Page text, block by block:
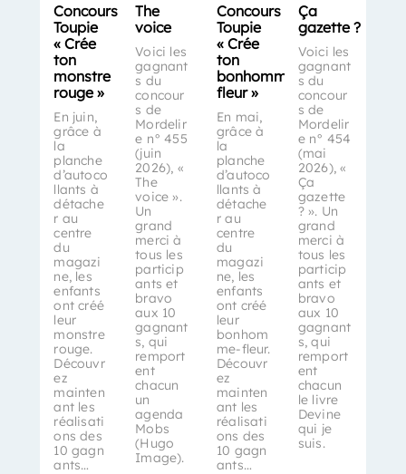
Concours
Toupie
« Crée
ton
monstre
rouge »
En juin,
grâce à
la
planche
d’autoco
llants à
détache
r au
centre
du
magazi
ne, les
enfants
ont créé
leur
monstre
rouge.
Découvr
ez
mainten
ant les
réalisati
ons des
10 gagn
ants…
The
voice
Voici les
gagnant
s du
concour
s de
Mordelir
e n° 455
(juin
2026), «
The
voice ».
Un
grand
merci à
tous les
particip
ants et
bravo
aux 10
gagnant
s, qui
remport
ent
chacun
un
agenda
Mobs
(Hugo
Image).
Concours
Toupie
« Crée
ton
bonhomme-
fleur »
En mai,
grâce à
la
planche
d’autoco
llants à
détache
r au
centre
du
magazi
ne, les
enfants
ont créé
leur
bonhom
me-fleur.
Découvr
ez
mainten
ant les
réalisati
ons des
10 gagn
ants…
Ça
gazette ?
Voici les
gagnant
s du
concour
s de
Mordelir
e n° 454
(mai
2026), «
Ça
gazette
? ». Un
grand
merci à
tous les
particip
ants et
bravo
aux 10
gagnant
s, qui
remport
ent
chacun
le livre
Devine
qui je
suis.